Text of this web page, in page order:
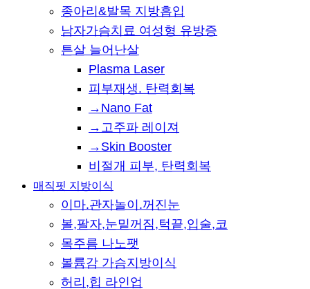
종아리&발목 지방흡입
남자가슴치료 여성형 유방증
튼살 늘어난살
Plasma Laser
피부재생. 탄력회복
→Nano Fat
→고주파 레이져
→Skin Booster
비절개 피부, 탄력회복
매직핏 지방이식
이마.관자놀이.꺼진눈
볼,팔자,눈밑꺼짐,턱끝,입술,코
목주름 나노팻
볼륨감 가슴지방이식
허리,힙 라인업